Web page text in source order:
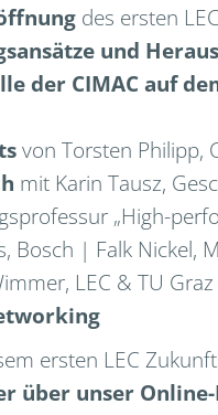
des ersten
und
der CIMAC auf
von Torsten Philipp,
mit Karin Tausz,
„High-
Bosch | Falk
LEC & TU Graz
ersten LEC
über unser